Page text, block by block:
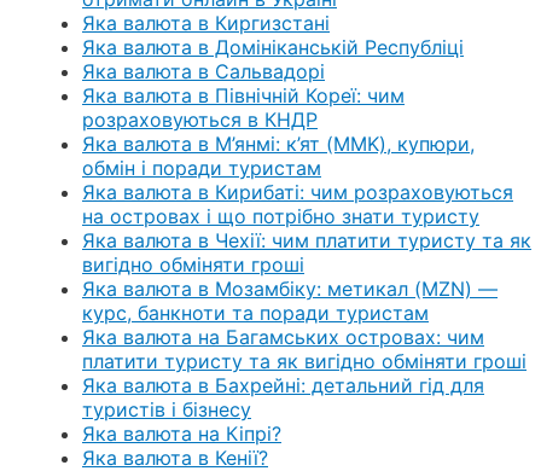
Яка валюта в Киргизстані
Яка валюта в Домініканській Республіці
Яка валюта в Сальвадорі
Яка валюта в Північній Кореї: чим
розраховуються в КНДР
Яка валюта в М’янмі: к’ят (MMK), купюри,
обмін і поради туристам
Яка валюта в Кирибаті: чим розраховуються
на островах і що потрібно знати туристу
Яка валюта в Чехії: чим платити туристу та як
вигідно обміняти гроші
Яка валюта в Мозамбіку: метикал (MZN) —
курс, банкноти та поради туристам
Яка валюта на Багамських островах: чим
платити туристу та як вигідно обміняти гроші
Яка валюта в Бахрейні: детальний гід для
туристів і бізнесу
Яка валюта на Кіпрі?
Яка валюта в Кенії?